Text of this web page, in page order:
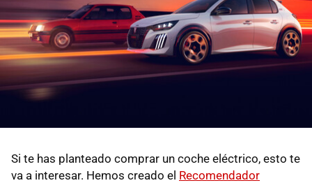
Si te has planteado comprar un coche eléctrico, esto te
va a interesar. Hemos creado el Recomendador